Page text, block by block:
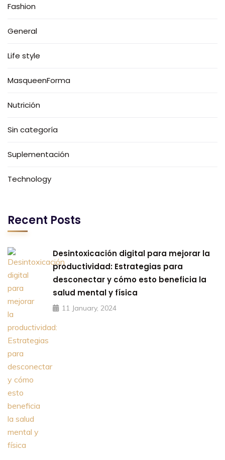
Fashion
General
Life style
MasqueenForma
Nutrición
Sin categoría
Suplementación
Technology
Recent Posts
Desintoxicación digital para mejorar la
productividad: Estrategias para
desconectar y cómo esto beneficia la
salud mental y física
11 January, 2024